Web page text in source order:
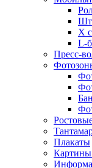
Х
L-
Пресс-
Плакаты
Картины